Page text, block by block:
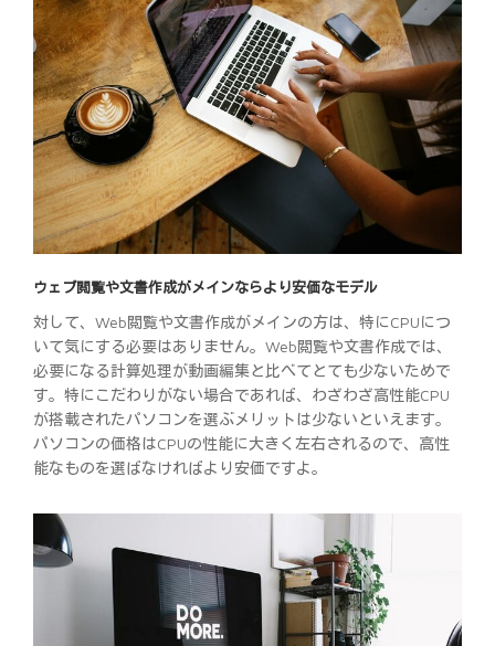
ウェブ閲覧や文書作成がメインならより安価なモデル
対して、Web閲覧や文書作成がメインの方は、特にCPUにつ
いて気にする必要はありません。Web閲覧や文書作成では、
必要になる計算処理が動画編集と比べてとても少ないためで
す。特にこだわりがない場合であれば、わざわざ高性能CPU
が搭載されたパソコンを選ぶメリットは少ないといえます。
パソコンの価格はCPUの性能に大きく左右されるので、高性
能なものを選ばなければより安価ですよ。